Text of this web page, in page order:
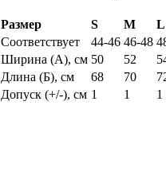
Размер S M
L
Соответствует
44-46 46-48
Ширина (А), см 50 52
Длина (Б), см 68 70
Допуск (+/-), см 1 1 1